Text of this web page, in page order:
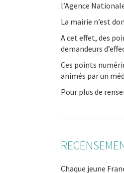
l’Agence
La mairie n’est
A cet effet, des
demandeurs
Ces points
animés par un
Pour plus de
Chaque jeune